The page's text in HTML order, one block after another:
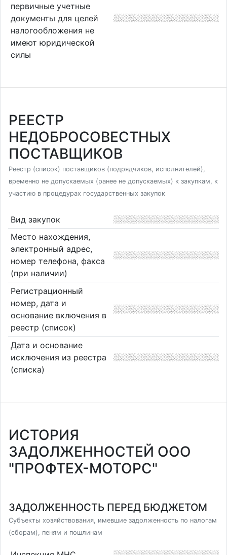
первичные учетные
документы для целей
налогообложения не
имеют юридической
силы
РЕЕСТР
НЕДОБРОСОВЕСТНЫХ
ПОСТАВЩИКОВ
Реестр (список) поставщиков (подрядчиков, исполнителей),
временно не допускаемых (ранее не допускаемых) к закупкам, к
участию в процедурах государственных закупок
Вид закупок
Место нахождения,
электронный адрес,
номер телефона, факса
(при наличии)
Регистрационный
номер, дата и
основание включения в
реестр (список)
Дата и основание
исключения из реестра
(списка)
ИСТОРИЯ
ЗАДОЛЖЕННОСТЕЙ ООО
"ПРОФТЕХ-МОТОРС"
ЗАДОЛЖЕННОСТЬ ПЕРЕД БЮДЖЕТОМ
Субъекты хозяйствования, имевшие задолженность по налогам
(сборам), пеням и пошлинам